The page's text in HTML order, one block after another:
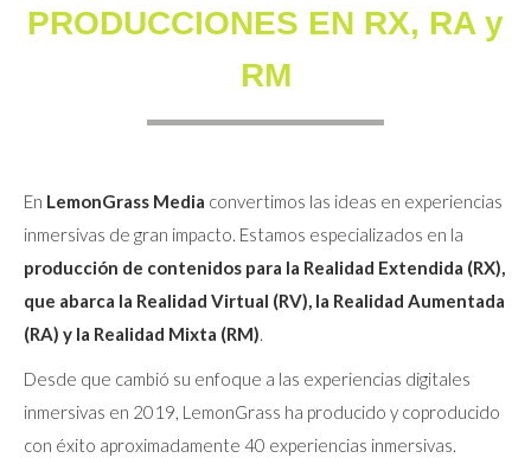
PRODUCCIONES EN RX, RA y
RM
En LemonGrass Media convertimos las ideas en experiencias
inmersivas de gran impacto. Estamos especializados en la
producción de contenidos para la Realidad Extendida (RX),
que abarca la Realidad Virtual (RV), la Realidad Aumentada
(RA) y la Realidad Mixta (RM).
Desde que cambió su enfoque a las experiencias digitales
inmersivas en 2019, LemonGrass ha producido y coproducido
con éxito aproximadamente 40 experiencias inmersivas.